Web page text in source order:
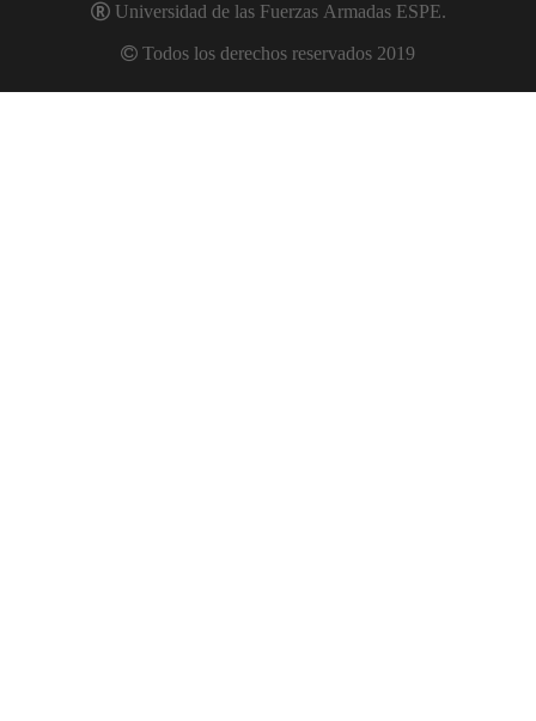
Universidad de las Fuerzas Armadas ESPE.
Todos los derechos reservados 2019